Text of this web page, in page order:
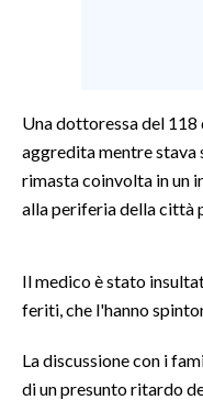
CULTURA
SPETTACOLI
SALUTE
SARDEGNA TURISMO
Una dottoressa del 118
aggredita mentre stava
rimasta coinvolta in un
alla periferia della città
Il medico è stato
feriti, che l'hanno
La discussione con i
di un presunto ritardo